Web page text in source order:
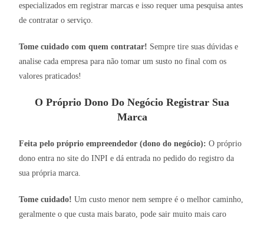
especializados em registrar marcas e isso requer uma pesquisa antes
de contratar o serviço.
Tome cuidado com quem contratar! Sempre tire suas dúvidas e
analise cada empresa para não tomar um susto no final com os
valores praticados!
O Próprio Dono Do Negócio Registrar Sua
Marca
Feita pelo próprio empreendedor (dono do negócio): O próprio
dono entra no site do INPI e dá entrada no pedido do registro da
sua própria marca.
Tome cuidado! Um custo menor nem sempre é o melhor caminho,
geralmente o que custa mais barato, pode sair muito mais caro